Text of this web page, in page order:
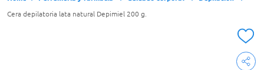
Cera depilatoria lata natural Depimiel 200 g.
Doves